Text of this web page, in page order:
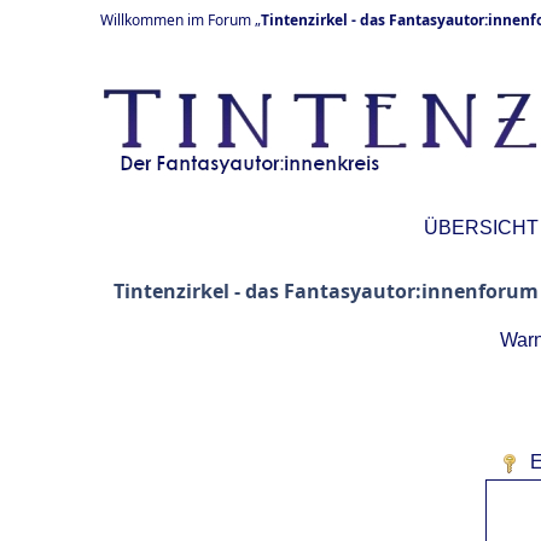
Willkommen im Forum „Tintenzirkel - das
ÜBERSICHT
Tintenzirkel - das Fantasyautor:innenforum